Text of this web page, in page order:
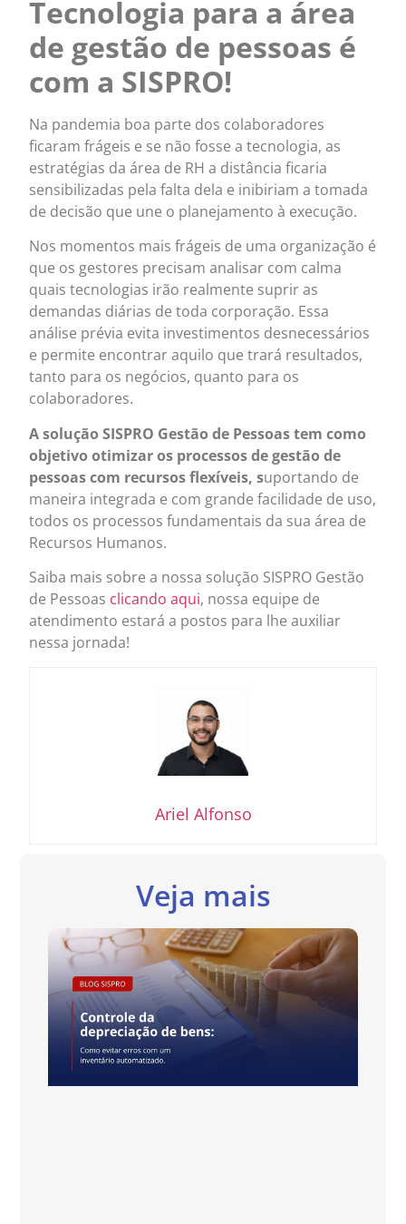
Tecnologia para a área
de gestão de pessoas é
com a SISPRO!
Na pandemia boa parte dos colaboradores
ficaram frágeis e se não fosse a tecnologia, as
estratégias da área de RH a distância ficaria
sensibilizadas pela falta dela e inibiriam a tomada
de decisão que une o planejamento à execução.
Nos momentos mais frágeis de uma organização é
que os gestores precisam analisar com calma
quais tecnologias irão realmente suprir as
demandas diárias de toda corporação. Essa
análise prévia evita investimentos desnecessários
e permite encontrar aquilo que trará resultados,
tanto para os negócios, quanto para os
colaboradores.
A solução SISPRO Gestão de Pessoas tem como
objetivo otimizar os processos de gestão de
pessoas com recursos flexíveis, suportando de
maneira integrada e com grande facilidade de uso,
todos os processos fundamentais da sua área de
Recursos Humanos.
Saiba mais sobre a nossa solução SISPRO Gestão
de Pessoas clicando aqui, nossa equipe de
atendimento estará a postos para lhe auxiliar
nessa jornada!
Ariel Alfonso
Veja mais